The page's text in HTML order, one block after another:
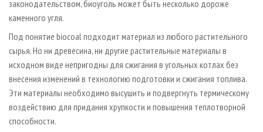
законодательством, биоуголь может быть несколько дороже
каменного угля.
Под понятие biocoal подходит материал из любого растительного
сырья. Но ни древесина, ни другие растительные материалы в
исходном виде непригодны для сжигания в угольных котлах без
внесения изменений в технологию подготовки и сжигания топлива.
Эти материалы необходимо высушить и подвергнуть термическому
воздействию для придания хрупкости и повышения теплотворной
способности.